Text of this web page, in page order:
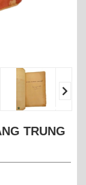
TRUNG